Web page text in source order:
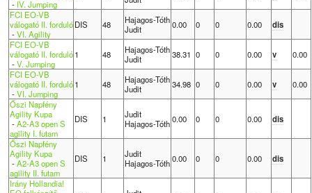
- IV. Jumping
FCI EO-VB
válogató II. forduló
-VI. Agility
DIS 48
Hajagos-Tóth
Judit
0.00 0 0 0.00
dis
FCI EO-VB
válogató II. forduló
-V. Jumping
1 48
Hajagos-Tóth
Judit
38.31 0 0 0.00 v
0.00
FCI EO-VB
válogató II. forduló
-VI. Jumping
1 48
Hajagos-Tóth
Judit
34.98 0 0 0.00 v
0.00
Őszi Napfény
Agility Kupa
-A2-A3 open S
agility I. futam
DIS 1
Judit
Hajagos-Tóth 0.00 0 0 0.00 dis
Őszi Napfény
Agility Kupa
-A2-A3 open S
agility II. futam
DIS 1
Judit
Hajagos-Tóth 0.00 0 0 0.00 dis
Irány Hollandia!